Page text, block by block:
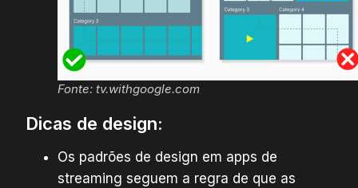
Fonte: tv.withgoogle.com
Dicas de design:
Os padrões de design em apps de
streaming seguem a regra de que as